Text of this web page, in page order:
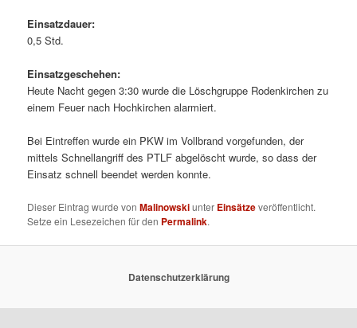
Einsatzdauer:
0,5 Std.
Einsatzgeschehen:
Heute Nacht gegen 3:30 wurde die Löschgruppe Rodenkirchen zu
einem Feuer nach Hochkirchen alarmiert.
Bei Eintreffen wurde ein PKW im Vollbrand vorgefunden, der
mittels Schnellangriff des PTLF abgelöscht wurde, so dass der
Einsatz schnell beendet werden konnte.
Dieser Eintrag wurde vonMalinowskiunter Einsätzeveröffentlicht.
Setze ein Lesezeichen für den Permalink.
Datenschutzerklärung